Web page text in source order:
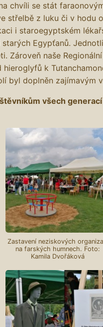
chvíli se stát
střelbě z luku či v hodu
i staroegyptském
Egypťanů.
Zároveň naše
k
byl doplněn zajímavým
všech
Zastavení neziskových
na farských humnech. Foto:
Kamila Dvořáková